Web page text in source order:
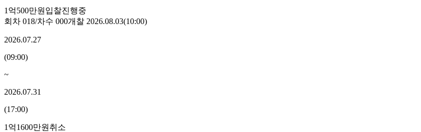
1억500만원 입찰진행중
회차 018/차수 000개찰 2026.08.03(10:00)
2026.07.27
(09:00)
~
2026.07.31
(17:00)
1억1600만원 취소